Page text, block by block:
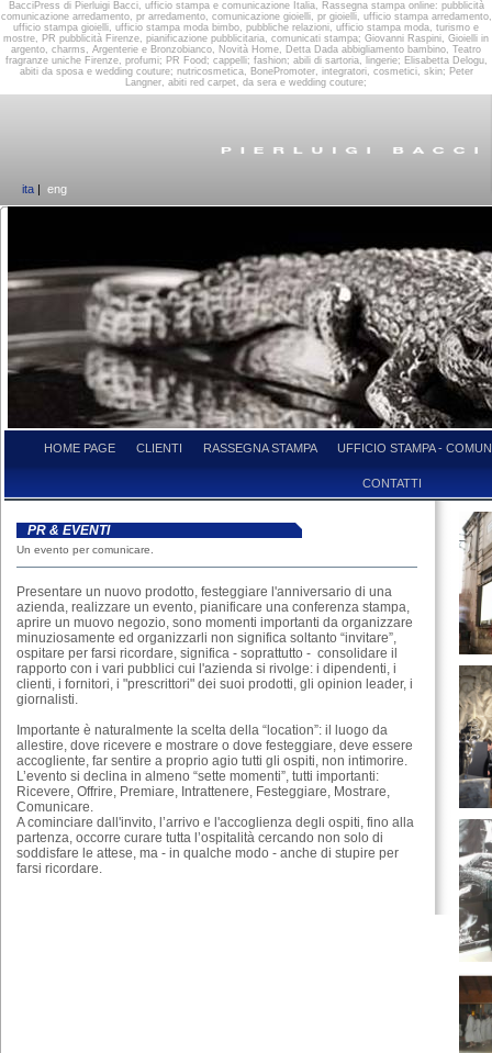
BacciPress di Pierluigi Bacci, ufficio stampa e comunicazione Italia, Rassegna stampa online: pubblicità
comunicazione arredamento, pr arredamento, comunicazione gioielli, pr gioielli, ufficio stampa arredamento,
ufficio stampa gioielli, ufficio stampa moda bimbo, pubbliche relazioni, ufficio stampa moda, turismo e
mostre, PR pubblicità Firenze, pianificazione pubblicitaria, comunicati stampa; Giovanni Raspini, Gioielli in
argento, charms, Argenterie e Bronzobianco, Novità Home, Detta Dada abbigliamento bambino, Teatro
fragranze uniche Firenze, profumi; PR Food; cappelli; fashion; abili di sartoria, lingerie; Elisabetta Delogu,
abiti da sposa e wedding couture; nutricosmetica, BonePromoter, integratori, cosmetici, skin; Peter
Langner, abiti red carpet, da sera e wedding couture;
ita | eng
HOME PAGE CLIENTI RASSEGNA STAMPA UFFICIO STAMPA -
CONTATTI
PR & EVENTI
Un evento per comunicare.
Presentare un nuovo prodotto, festeggiare l'anniversario di una
azienda, realizzare un evento, pianificare una conferenza stampa,
aprire un muovo negozio, sono momenti importanti da organizzare
minuziosamente ed organizzarli non significa soltanto “invitare”,
ospitare per farsi ricordare, significa - soprattutto - consolidare il
rapporto con i vari pubblici cui l'azienda si rivolge: i dipendenti, i
clienti, i fornitori, i "prescrittori" dei suoi prodotti, gli opinion leader, i
giornalisti.
Importante è naturalmente la scelta della “location”: il luogo da
allestire, dove ricevere e mostrare o dove festeggiare, deve essere
accogliente, far sentire a proprio agio tutti gli ospiti, non intimorire.
L’evento si declina in almeno “sette momenti”, tutti importanti:
Ricevere, Offrire, Premiare, Intrattenere, Festeggiare, Mostrare,
Comunicare.
A cominciare dall'invito, l’arrivo e l'accoglienza degli ospiti, fino alla
partenza, occorre curare tutta l’ospitalità cercando non solo di
soddisfare le attese, ma - in qualche modo - anche di stupire per
farsi ricordare.